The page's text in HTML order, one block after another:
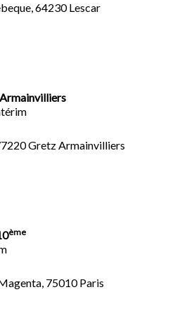
64230 Lescar
Gretz Armainvilliers
ème
75010 Paris